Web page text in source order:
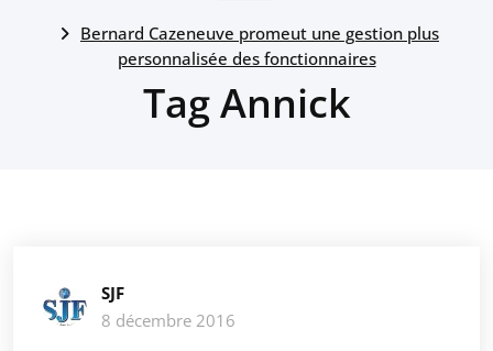
Bernard Cazeneuve promeut une gestion plus
personnalisée des fonctionnaires
Tag Annick
SJF
8 décembre 2016